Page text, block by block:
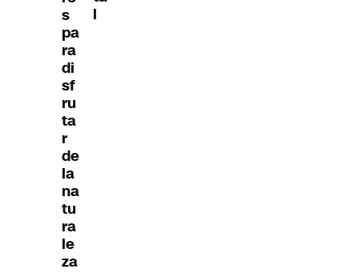
s
pa
ra
di
sf
ru
ta
r
de
la
na
tu
ra
le
za
l